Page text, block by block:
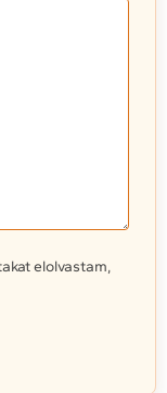
elolvastam,